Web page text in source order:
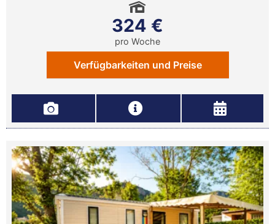
324 €
pro Woche
Verfügbarkeiten und Preise